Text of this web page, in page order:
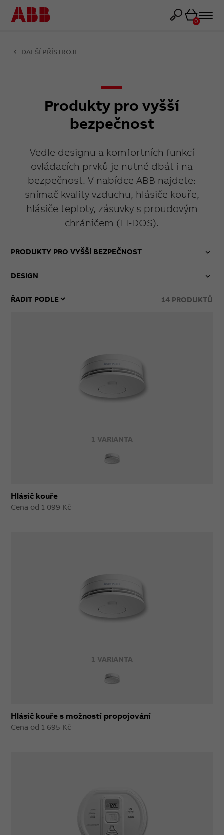
Košík
0
DALŠÍ PŘÍSTROJE
Produkty pro vyšší
bezpečnost
Vedle designu a komfortních funkcí
ovládacích prvků je nutné dbát i na
bezpečnost. V nabídce ABB najdete:
snímač kvality vzduchu, hlásiče kouře,
hlásiče teploty, zásuvky s proudovým
chráničem (FI-DOS).
PRODUKTY PRO VYŠŠÍ BEZPEČNOST
DESIGN
14PRODUKTŮ
1 VARIANTA
Hlásič kouře
Cena od 1 099 Kč
1 VARIANTA
Hlásič kouře s možností propojování
Cena od 1 695 Kč